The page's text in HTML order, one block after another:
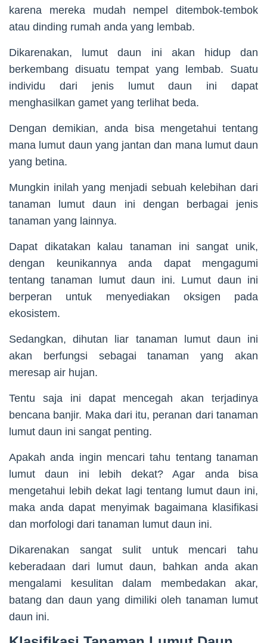
karena mereka mudah nempel ditembok-tembok
atau dinding rumah anda yang lembab.
Dikarenakan, lumut daun ini akan hidup dan
berkembang disuatu tempat yang lembab. Suatu
individu dari jenis lumut daun ini dapat
menghasilkan gamet yang terlihat beda.
Dengan demikian, anda bisa mengetahui tentang
mana lumut daun yang jantan dan mana lumut daun
yang betina.
Mungkin inilah yang menjadi sebuah kelebihan dari
tanaman lumut daun ini dengan berbagai jenis
tanaman yang lainnya.
Dapat dikatakan kalau tanaman ini sangat unik,
dengan keunikannya anda dapat mengagumi
tentang tanaman lumut daun ini. Lumut daun ini
berperan untuk menyediakan oksigen pada
ekosistem.
Sedangkan, dihutan liar tanaman lumut daun ini
akan berfungsi sebagai tanaman yang akan
meresap air hujan.
Tentu saja ini dapat mencegah akan terjadinya
bencana banjir. Maka dari itu, peranan dari tanaman
lumut daun ini sangat penting.
Apakah anda ingin mencari tahu tentang tanaman
lumut daun ini lebih dekat? Agar anda bisa
mengetahui lebih dekat lagi tentang lumut daun ini,
maka anda dapat menyimak bagaimana klasifikasi
dan morfologi dari tanaman lumut daun ini.
Dikarenakan sangat sulit untuk mencari tahu
keberadaan dari lumut daun, bahkan anda akan
mengalami kesulitan dalam membedakan akar,
batang dan daun yang dimiliki oleh tanaman lumut
daun ini.